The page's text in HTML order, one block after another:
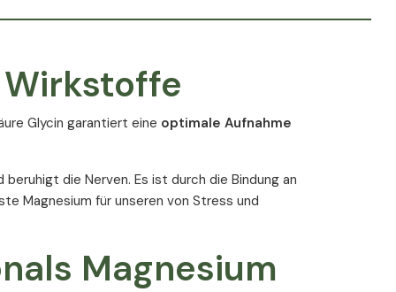
Glycin garantiert eine optimale Aufnahme
die Nerven. Es ist durch die Bindung an
Magnesium für unseren von Stress und
Magnesium